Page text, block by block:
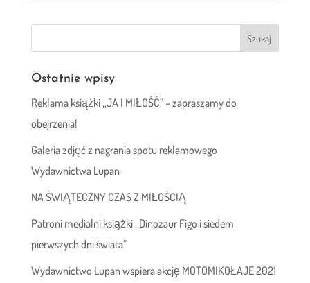
Ostatnie wpisy
Reklama książki ,,JA I MIŁOŚĆ” – zapraszamy do
obejrzenia!
Galeria zdjęć z nagrania spotu reklamowego
Wydawnictwa Lupan
NA ŚWIĄTECZNY CZAS Z MIŁOŚCIĄ
Patroni medialni książki ,,Dinozaur Figo i siedem
pierwszych dni świata”
Wydawnictwo Lupan wspiera akcję MOTOMIKOŁAJE 2021